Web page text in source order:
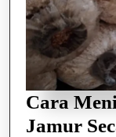
Cara
Jamur